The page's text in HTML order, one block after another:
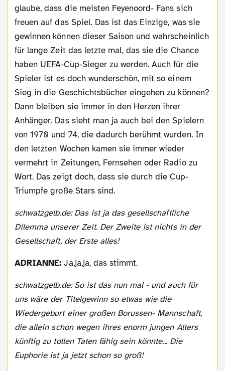
glaube, dass die meisten Feyenoord- Fans sich
freuen auf das Spiel. Das ist das Einzige, was sie
gewinnen können dieser Saison und wahrscheinlich
für lange Zeit das letzte mal, das sie die Chance
haben UEFA-Cup-Sieger zu werden. Auch für die
Spieler ist es doch wunderschön, mit so einem
Sieg in die Geschichtsbücher eingehen zu können?
Dann bleiben sie immer in den Herzen ihrer
Anhänger. Das sieht man ja auch bei den Spielern
von 1970 und 74, die dadurch berühmt wurden. In
den letzten Wochen kamen sie immer wieder
vermehrt in Zeitungen, Fernsehen oder Radio zu
Wort. Das zeigt doch, dass sie durch die Cup-
Triumpfe große Stars sind.
schwatzgelb.de: Das ist ja das gesellschaftliche
Dilemma unserer Zeit. Der Zweite ist nichts in der
Gesellschaft, der Erste alles!
ADRIANNE: Ja,ja,ja, das stimmt.
schwatzgelb.de: So ist das nun mal - und auch für
uns wäre der Titelgewinn so etwas wie die
Wiedergeburt einer großen Borussen- Mannschaft,
die allein schon wegen ihres enorm jungen Alters
künftig zu tollen Taten fähig sein könnte... Die
Euphorie ist ja jetzt schon so groß!